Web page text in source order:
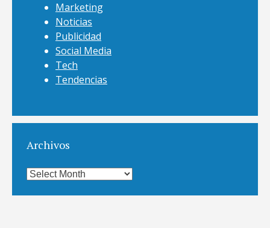
Marketing
Noticias
Publicidad
Social Media
Tech
Tendencias
Archivos
Archivos